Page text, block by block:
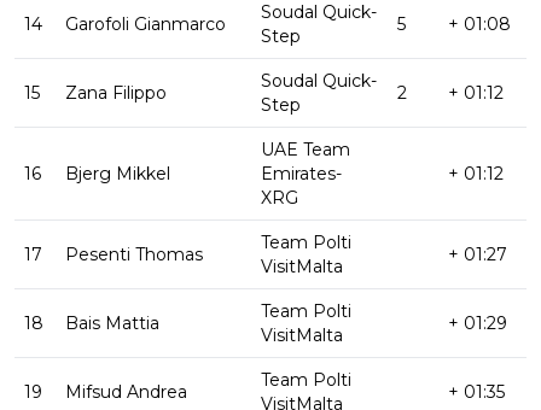
14 Garofoli Gianmarco
Soudal Quick-
Step
5 + 01:08
15 Zana Filippo
Soudal Quick-
Step
2 + 01:12
16 Bjerg Mikkel
UAE Team
Emirates-
XRG
+ 01:12
17 Pesenti Thomas
Team Polti
VisitMalta
+ 01:27
18 Bais Mattia
Team Polti
VisitMalta
+ 01:29
19 Mifsud Andrea
Team Polti
VisitMalta
+ 01:35